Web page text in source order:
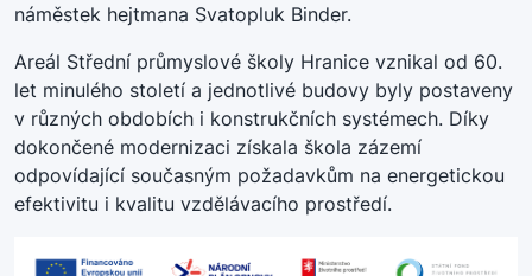
náměstek hejtmana Svatopluk Binder.
Areál Střední průmyslové školy Hranice vznikal od 60.
let minulého století a jednotlivé budovy byly postaveny
v různých obdobích i konstrukčních systémech. Díky
dokončené modernizaci získala škola zázemí
odpovídající současným požadavkům na energetickou
efektivitu i kvalitu vzdělávacího prostředí.